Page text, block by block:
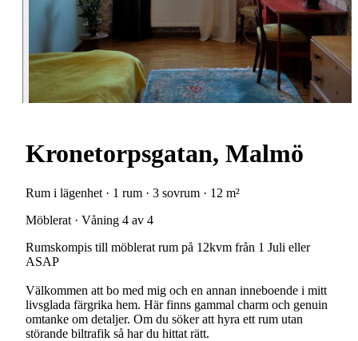
Kronetorpsgatan, Malmö
Rum i lägenhet · 1 rum · 3 sovrum · 12 m²
Möblerat · Våning 4 av 4
Rumskompis till möblerat rum på 12kvm från 1 Juli eller
ASAP
Välkommen att bo med mig och en annan inneboende i mitt
livsglada färgrika hem. Här finns gammal charm och genuin
omtanke om detaljer. Om du söker att hyra ett rum utan
störande biltrafik så har du hittat rätt.